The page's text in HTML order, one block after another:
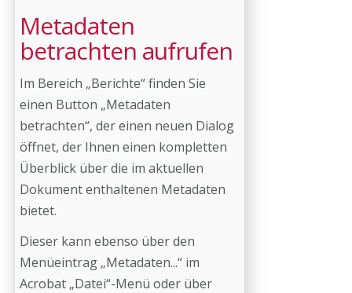
Metadaten
betrachten aufrufen
Im Bereich „Berichte“ finden Sie
einen Button „Metadaten
betrachten“, der einen neuen Dialog
öffnet, der Ihnen einen kompletten
Überblick über die im aktuellen
Dokument enthaltenen Metadaten
bietet.
Dieser kann ebenso über den
Menüeintrag „Metadaten...“ im
Acrobat „Datei“-Menü oder über